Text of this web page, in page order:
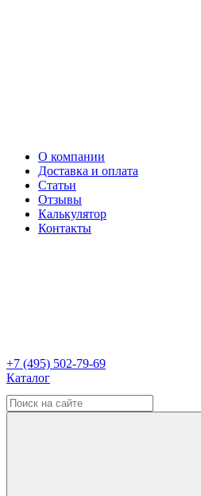
О компании
Доставка и оплата
Статьи
Отзывы
Калькулятор
Контакты
+7 (495) 502-79-69
Каталог